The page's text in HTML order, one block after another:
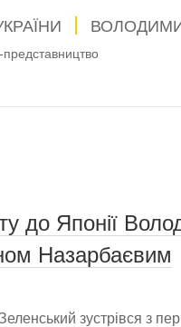
представництво
до Японії
Назарбаєвим
зустрівся з